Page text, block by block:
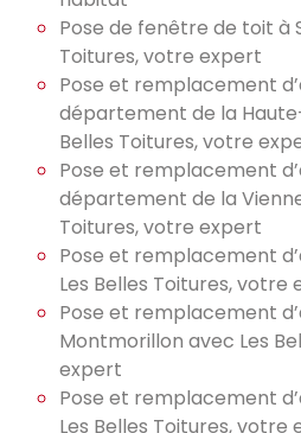
Pose de fenêtre de toit à
Toitures, votre expert
Pose et remplacement
département de la
Belles Toitures, votre
Pose et remplacement
département de la
Toitures, votre expert
Pose et remplacement
Les Belles Toitures, votre
Pose et remplacement
Montmorillon avec Les
expert
Pose et remplacement
Les Belles Toitures, votre